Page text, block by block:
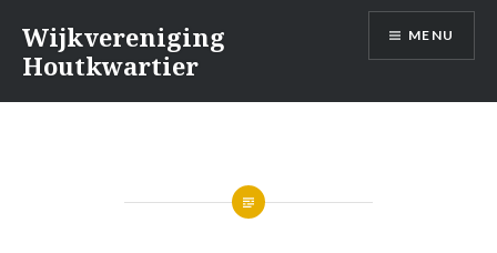
inhoud
Wijkvereniging
Houtkwartier
MENU